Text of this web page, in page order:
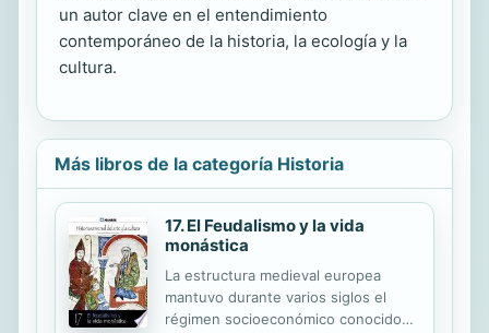
un autor clave en el entendimiento
contemporáneo de la historia, la ecología y la
cultura.
Más libros de la categoría Historia
17. El Feudalismo y la vida
monástica
La estructura medieval europea
mantuvo durante varios siglos el
régimen socioeconómico conocido